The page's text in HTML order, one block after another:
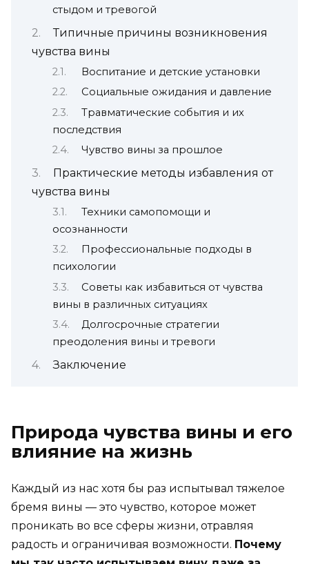
стыдом и тревогой
Типичные причины возникновения
чувства вины
Воспитание и детские установки
Социальные ожидания и давление
Травматические события и их
последствия
Чувство вины за прошлое
Практические методы избавления от
чувства вины
Техники самопомощи и
осознанности
Профессиональные подходы в
психологии
Советы как избавиться от чувства
вины в различных ситуациях
Долгосрочные стратегии
преодоления вины и тревоги
Заключение
Природа чувства вины и его
влияние на жизнь
Каждый из нас хотя бы раз испытывал тяжелое
бремя вины — это чувство, которое может
проникать во все сферы жизни, отравляя
радость и ограничивая возможности. Почему